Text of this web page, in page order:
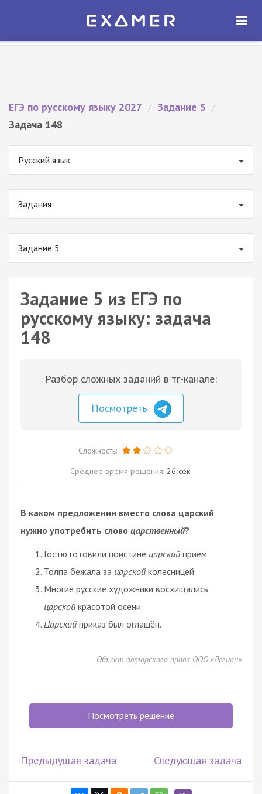
Экзамер — ЕГЭ 2027
ОТКРЫТЬ
ЕГЭ по русскому языку 2027 / Задание 5 /
Задача 148
Русский язык
Задания
Задание 5
Задание 5 из ЕГЭ по
русскому языку: задача
148
Разбор сложных заданий в тг-канале:
Посмотреть
Сложность:
Среднее время решения: 26 сек.
В каком предложении вместо слова царский
нужно употребить слово царственный?
Гостю готовили поистине царский приём.
Толпа бежала за царской колесницей.
Многие русские художники восхищались
царской красотой осени.
Царский приказ был оглашён.
Объект авторского права ООО «Легион»
Посмотреть решение
Предыдущая задача Следующая задача